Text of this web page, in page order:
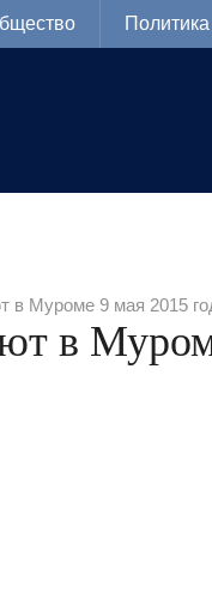
Политика
в Муроме 9 мая 2015
в